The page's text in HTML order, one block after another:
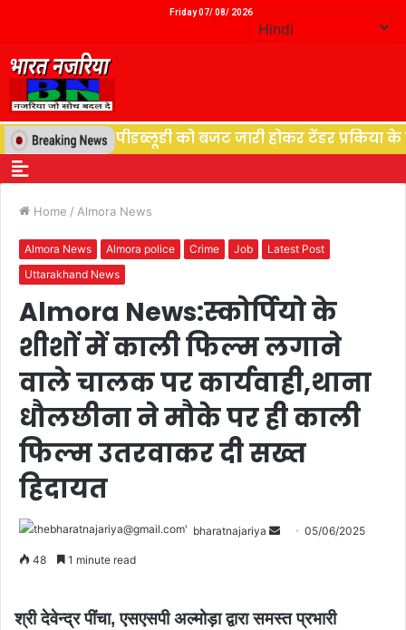
Friday 07/ 08/ 2026
विभाग पीडब्लूडी को बजट जारी होकर टेंडर प्रकिया के
Home / Almora News
Almora News Almora police Crime Job
Latest Post
Uttarakhand News
Almora News:स्कोर्पियो के
शीशों में काली फिल्म लगाने
वाले चालक पर कार्यवाही,थाना
धौलछीना ने मौके पर ही काली
फिल्म उतरवाकर दी सख्त
हिदायत
bharatnajariya 05/06/2025
48 1 minute read
श्री देवेन्द्र पींचा, एसएसपी अल्मोड़ा द्वारा समस्त प्रभारी